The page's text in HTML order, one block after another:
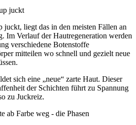
juckt
juckt, liegt das in den meisten Fällen an
Im Verlauf der Hautregeneration werden
verschiedene Botenstoffe
mitteilen wo schnell und gezielt neue
sich eine „neue“ zarte Haut. Dieser
der Schichten führt zu Spannung
zu Juckreiz.
ab Farbe weg - die Phasen